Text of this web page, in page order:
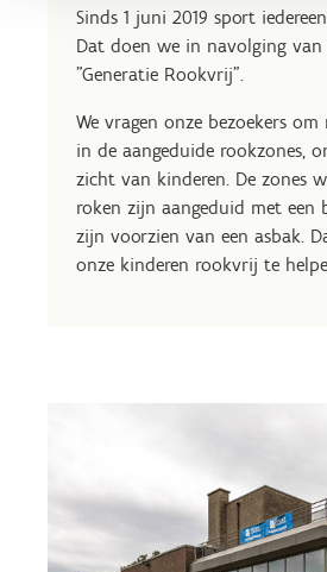
Sinds 1 juni 2019 sport
Dat doen we in navolging van
"Generatie Rookvrij".
We vragen onze bezoekers
in de aangeduide rookzones,
zicht van kinderen. De zones
roken zijn aangeduid met een
zijn voorzien van een asbak.
onze kinderen rookvrij te